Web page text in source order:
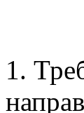
1.